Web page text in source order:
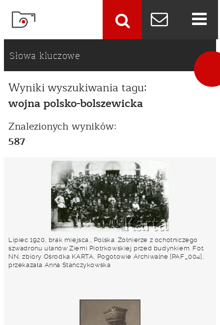
Słowa kluczowe
Wyniki wyszukiwania tagu:
wojna polsko-bolszewicka
Znalezionych wyników:
587
Lipiec 1920, brak miejsca., Polska. Żołnierze z ochotniczego
szwadronu ułanów Ziemi Piotrkowskiej przed budynkiem. Fot.
NN, zbiory Ośrodka KARTA, Pogotowie Archiwalne [PAF_004],
przekazała Anna Stańczykowska